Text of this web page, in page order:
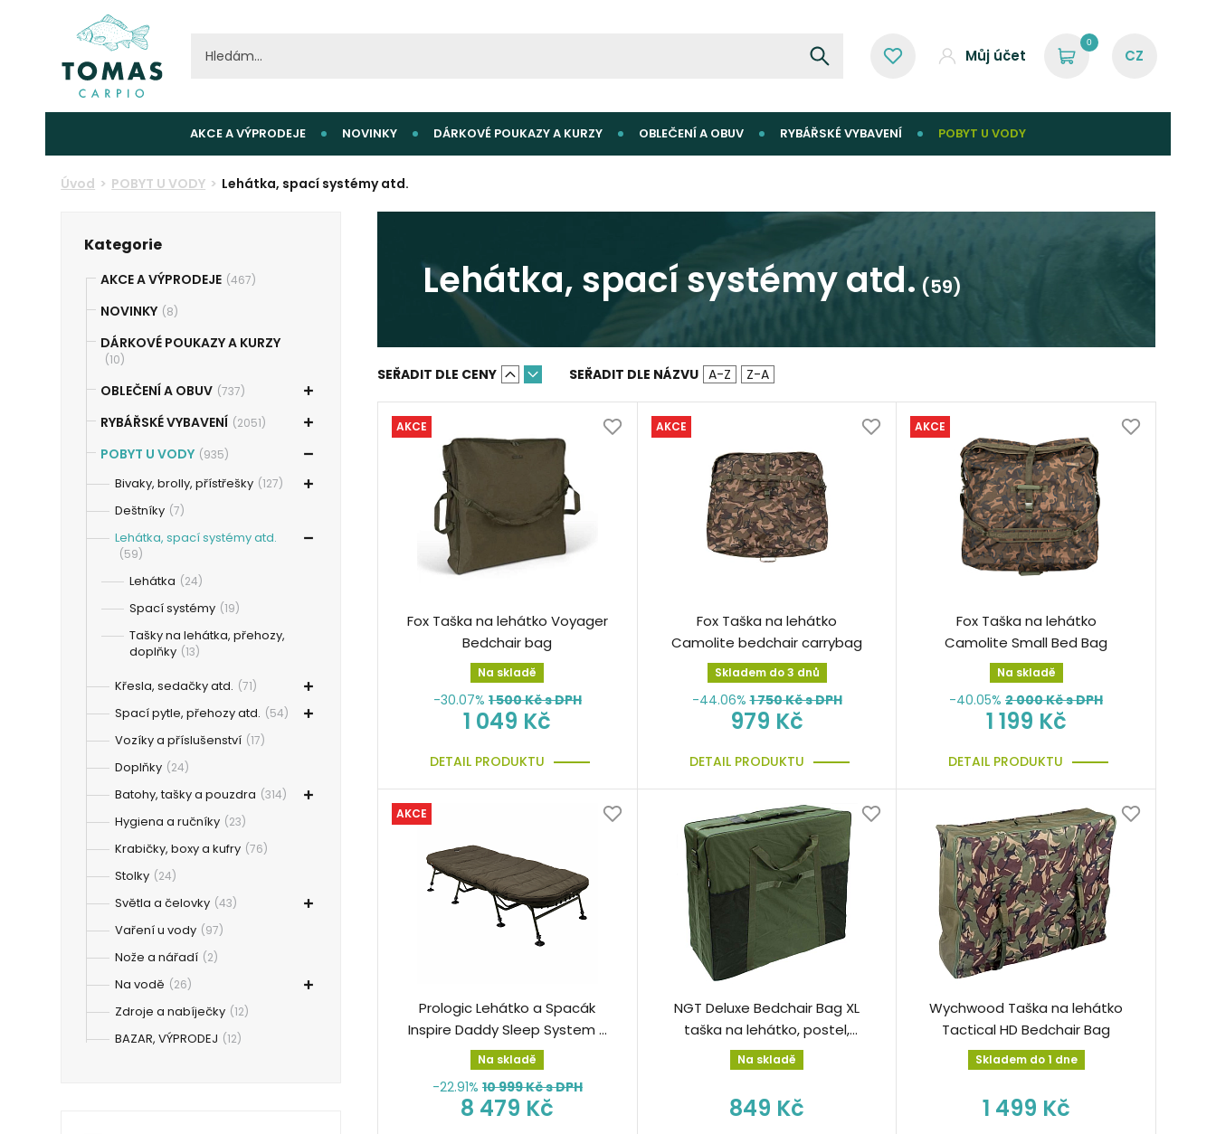
Můj účet
0
AKCE A VÝPRODEJE NOVINKY DÁRKOVÉ POUKAZY A KURZY OBLEČENÍ A OBUV RYBÁŘSKÉ VYBAVENÍ POBYT U VODY
Úvod POBYT U VODY Lehátka, spací systémy atd.
Kategorie
AKCE A VÝPRODEJE (467)
NOVINKY (8)
DÁRKOVÉ POUKAZY A KURZY
(10)
OBLEČENÍ A OBUV (737)
RYBÁŘSKÉ VYBAVENÍ (2051)
POBYT U VODY (935)
Bivaky, brolly, přístřešky (127)
Deštníky (7)
Lehátka, spací systémy atd.
(59)
Lehátka (24)
Spací systémy (19)
Tašky na lehátka, přehozy,
doplňky (13)
Křesla, sedačky atd. (71)
Spací pytle, přehozy atd. (54)
Vozíky a příslušenství (17)
Doplňky (24)
Batohy, tašky a pouzdra (314)
Hygiena a ručníky (23)
Krabičky, boxy a kufry (76)
Stolky (24)
Světla a čelovky (43)
Vaření u vody (97)
Nože a nářadí (2)
Na vodě (26)
Zdroje a nabíječky (12)
BAZAR, VÝPRODEJ (12)
Lehátka, spací systémy atd. (59)
SEŘADIT DLE CENY SEŘADIT DLE NÁZVU A-Z Z-A
AKCE
Fox Taška na lehátko Voyager
Bedchair bag
Na skladě
-30.07% 1 500Kč s DPH
1 049 Kč
DETAIL PRODUKTU
AKCE
Fox Taška na lehátko
Camolite bedchair carrybag
Skladem do 3 dnů
-44.06% 1 750Kč s DPH
979 Kč
DETAIL PRODUKTU
AKCE
Fox Taška na lehátko
Camolite Small Bed Bag
Na skladě
-40.05% 2 000Kč s DPH
1 199 Kč
DETAIL PRODUKTU
AKCE
Prologic Lehátko a Spacák
Inspire Daddy Sleep System 8
Legs
Na skladě
-22.91% 10 999Kč s DPH
8 479 Kč
NGT Deluxe Bedchair Bag XL
taška na lehátko, postel,
křeslo
Na skladě
849 Kč
Wychwood Taška na lehátko
Tactical HD Bedchair Bag
Skladem do 1 dne
1 499 Kč